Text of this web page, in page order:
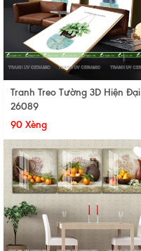
Tranh Treo Tường 3D Hiện Đại
26089
90 Xèng